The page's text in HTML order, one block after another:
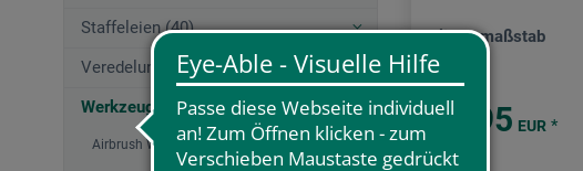
Staffeleien (40)
Veredelungstechniken (83)
Werkzeuge (167)
Airbrush Werkzeuge (38)
Gliedermaßstab
2,95 EUR *